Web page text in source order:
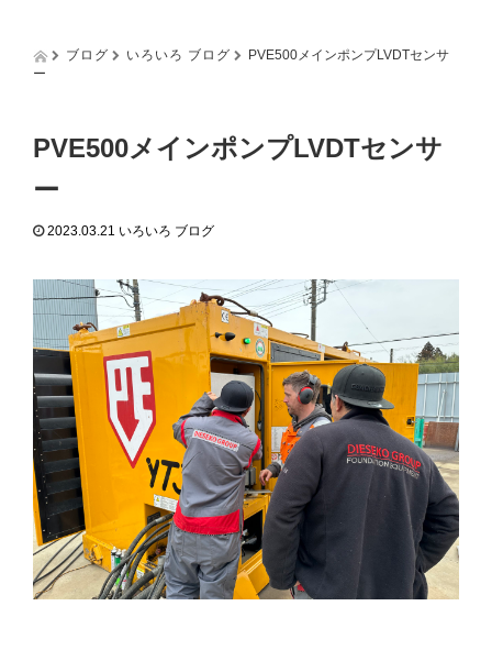
ブログ いろいろ ブログ
PVE500メインポンプLVDTセンサ
ー
PVE500メインポンプLVDTセンサ
ー
2023.03.21 いろいろ ブログ